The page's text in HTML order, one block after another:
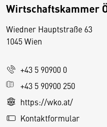
Wirtschaftskammer
Wiedner Hauptstraße 63
1045 Wien
+43 5 90900 0
+43 5 90900 250
https://wko.at/
Kontaktformular
D
s
e
S
e